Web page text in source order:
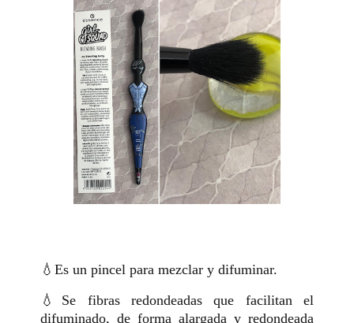
💧Es un pincel para mezclar y difuminar.
💧Se fibras redondeadas que facilitan el
difuminado, de forma alargada y redondeada